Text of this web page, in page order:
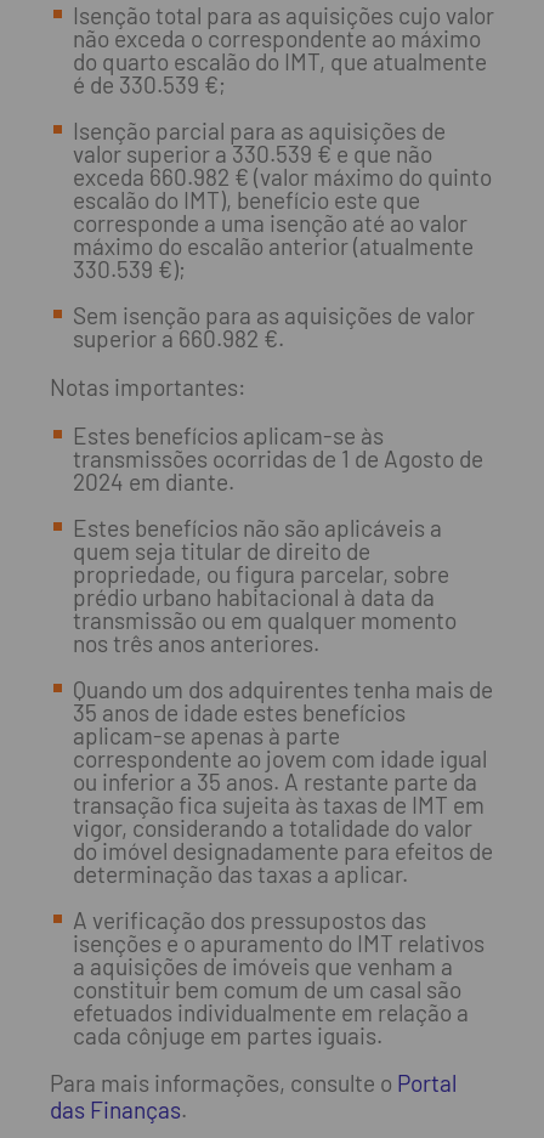
Isenção total para as aquisições cujo valor
não exceda o correspondente ao máximo
do quarto escalão do IMT, que atualmente
é de 330.539 €;
Isenção parcial para as aquisições de
valor superior a 330.539 € e que não
exceda 660.982 € (valor máximo do quinto
escalão do IMT), benefício este que
corresponde a uma isenção até ao valor
máximo do escalão anterior (atualmente
330.539 €);
Sem isenção para as aquisições de valor
superior a 660.982 €.
Notas importantes:
Estes benefícios aplicam-se às
transmissões ocorridas de 1 de Agosto de
2024 em diante.
Estes benefícios não são aplicáveis a
quem seja titular de direito de
propriedade, ou figura parcelar, sobre
prédio urbano habitacional à data da
transmissão ou em qualquer momento
nos três anos anteriores.
Quando um dos adquirentes tenha mais de
35 anos de idade estes benefícios
aplicam-se apenas à parte
correspondente ao jovem com idade igual
ou inferior a 35 anos. A restante parte da
transação fica sujeita às taxas de IMT em
vigor, considerando a totalidade do valor
do imóvel designadamente para efeitos de
determinação das taxas a aplicar.
A verificação dos pressupostos das
isenções e o apuramento do IMT relativos
a aquisições de imóveis que venham a
constituir bem comum de um casal são
efetuados individualmente em relação a
cada cônjuge em partes iguais.
Para mais informações, consulte o Portal
das Finanças.